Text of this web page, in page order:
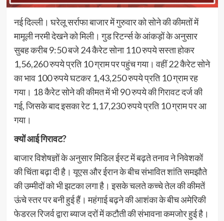
नई दिल्ली। घरेलू सर्राफा बाजार में गुरुवार को सोने की कीमतों में
मामूली नरमी देखने को मिली। गुड रिटर्न्स के आंकड़ों के अनुसार
सुबह करीब 9:50 बजे 24 कैरेट सोना 110 रुपये सस्ता होकर
1,56,260 रुपये प्रति 10 ग्राम पर पहुंच गया। वहीं 22 कैरेट सोने
का भाव 100 रुपये घटकर 1,43,250 रुपये प्रति 10 ग्राम रह
गया। 18 कैरेट सोने की कीमत में भी 90 रुपये की गिरावट दर्ज की
गई, जिसके बाद इसका रेट 1,17,230 रुपये प्रति 10 ग्राम पर आ
गया।
क्यों आई गिरावट?
बाजार विशेषज्ञों के अनुसार मिडिल ईस्ट में बढ़ते तनाव ने निवेशकों
की चिंता बढ़ा दी है। यूएस और ईरान के बीच संभावित शांति समझौते
की उम्मीदों को भी झटका लगा है। इसके चलते कच्चे तेल की कीमतें
ऊंचे स्तर पर बनी हुई हैं। महंगाई बढ़ने की आशंका के बीच अमेरिकी
फेडरल रिजर्व द्वारा ब्याज दरों में कटौती की संभावना कमजोर हुई है।